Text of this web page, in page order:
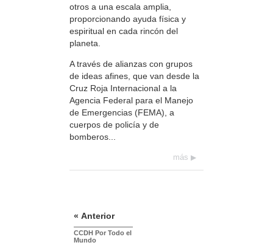
otros a una escala amplia,
proporcionando ayuda física y
espiritual en cada rincón del
planeta.
A través de alianzas con grupos
de ideas afines, que van desde la
Cruz Roja Internacional a la
Agencia Federal para el Manejo
de Emergencias (FEMA), a
cuerpos de policía y de
bomberos...
más
« Anterior
CCDH Por Todo el
Mundo